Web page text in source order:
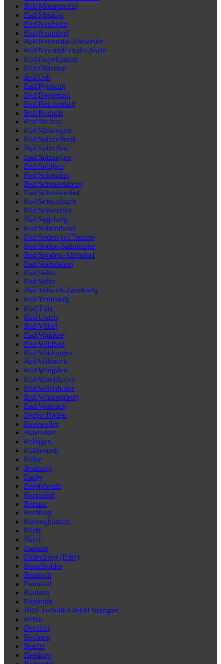
Bad Münstereifel
Bad Muskau
Bad Nauheim
Bad Nenndorf
Bad Neuenahr-Ahrweiler
Bad Neustadt an der Saale
Bad Oeynhausen
Bad Oldesloe
Bad Orb
Bad Pyrmont
Bad Rappenau
Bad Reichenhall
Bad Rodach
Bad Sachsa
Bad Säckingen
Bad Salzdetfurth
Bad Salzuflen
Bad Salzungen
Bad Saulgau
Bad Schandau
Bad Schmiedeberg
Bad Schussenried
Bad Schwalbach
Bad Schwartau
Bad Segeberg
Bad Sobernheim
Bad Soden am Taunus
Bad Soden-Salmünster
Bad Sooden-Allendorf
Bad Staffelstein
Bad Sulza
Bad Sülze
Bad Teinach-Zavelstein
Bad Tennstedt
Bad Tölz
Bad Urach
Bad Vilbel
Bad Waldsee
Bad Wildbad
Bad Wildungen
Bad Wilsnack
Bad Wimpfen
Bad Windsheim
Bad Wörishofen
Bad Wünnenberg
Bad Wurzach
Baden-Baden
Baesweiler
Baiersdorf
Balingen
Ballenstedt
Balve
Bamberg
Barby
Bargteheide
Barmstedt
Bärnau
Barntrup
Barsinghausen
Barth
Basel
Bassum
Battenberg (Eder)
Baumholder
Baunach
Baunatal
Bautzen
Bayreuth
BBS Technik GmbH Stuttgart
Bebra
Beckum
Bedburg
Beelitz
Beeskow